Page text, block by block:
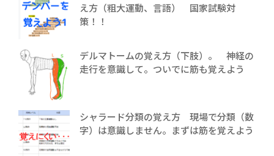
え方（粗大運動、言語） 国家試験対
策！！
デルマトームの覚え方（下肢）。 神経の
走行を意識して。ついでに筋も覚えよう
シャラード分類の覚え方 現場で分類（数
字）は意識しません。まずは筋を覚えよう